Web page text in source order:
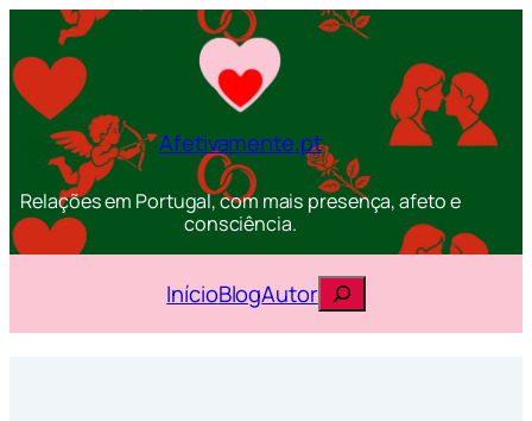
Afetivamente.pt
Relações em Portugal, com mais presença, afeto e
consciência.
InícioBlogAutorPesquisar